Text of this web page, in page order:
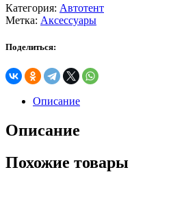
Категория: Автотент
Метка: Аксессуары
Поделиться:
Описание
Описание
Похожие товары